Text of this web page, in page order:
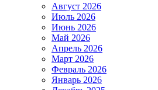
Август 2026
Июль 2026
Июнь 2026
Май 2026
Апрель 2026
Март 2026
Февраль 2026
Январь 2026